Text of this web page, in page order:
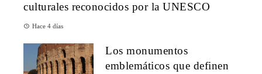
culturales reconocidos por la UNESCO
Hace 4 días
Los monumentos
emblemáticos que definen